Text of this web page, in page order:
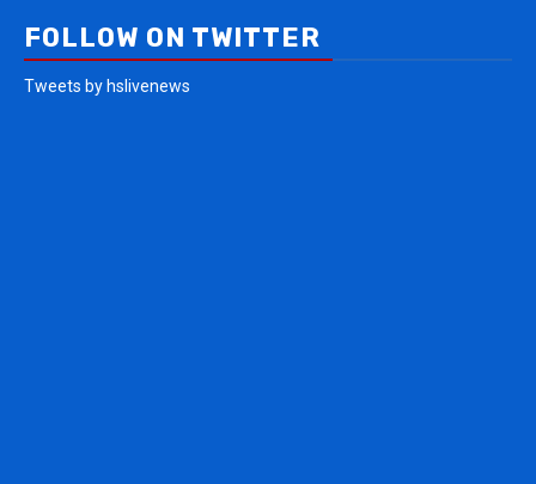
FOLLOW ON TWITTER
Tweets by hslivenews